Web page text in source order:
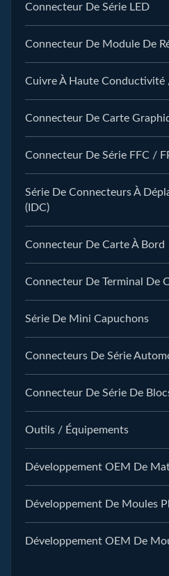
Connecteur De Série LED
Connecteur De Module De
Cuivre À Haute
Connecteur De Carte
Connecteur De Série FFC /
Série De Connecteurs À
(IDC)
Connecteur De Carte À Bord
Connecteur De Terminal De
Série De Mini Capuchons
Connecteurs De Série
Connecteur De Série De
Outils / Équipements
Développement OEM De
Développement De Moules
Développement OEM De